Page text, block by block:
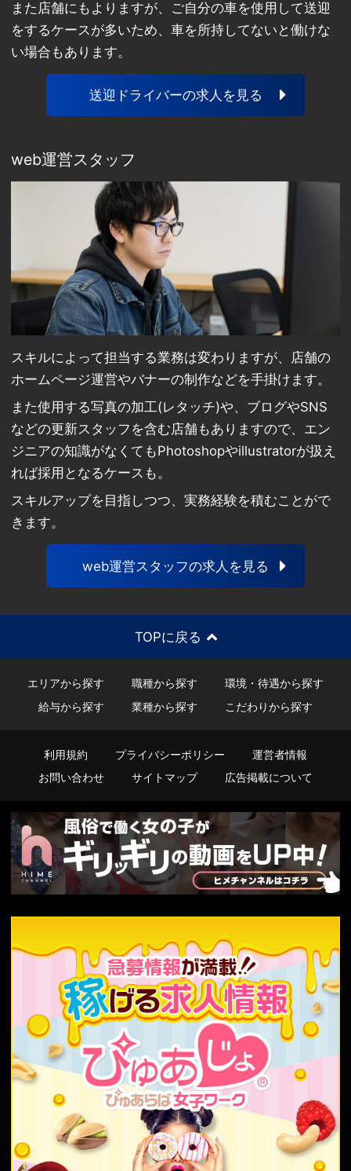
また店舗にもよりますが、ご自分の車を使用して送迎
をするケースが多いため、車を所持してないと働けな
い場合もあります。
送迎ドライバーの求人を見る
web運営スタッフ
スキルによって担当する業務は変わりますが、店舗の
ホームページ運営やバナーの制作などを手掛けます。
また使用する写真の加工(レタッチ)や、ブログやSNS
などの更新スタッフを含む店舗もありますので、エン
ジニアの知識がなくてもPhotoshopやillustratorが扱え
れば採用となるケースも。
スキルアップを目指しつつ、実務経験を積むことがで
きます。
web運営スタッフの求人を見る
TOPに戻る
エリアから探す 職種から探す
環境・待遇から探す
給与から探す
業種から探す こだわりから探す
利用規約 プライバシーポリシー
運営者情報
お問い合わせ
サイトマップ 広告掲載について